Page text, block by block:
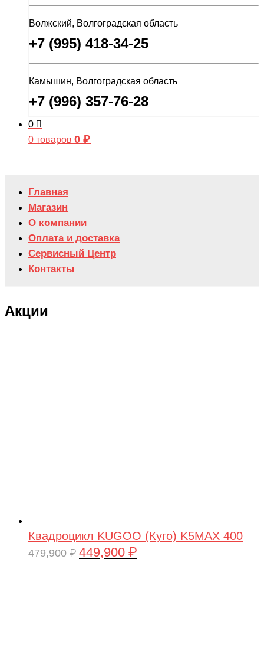
Волжский, Волгоградская область
+7 (995) 418-34-25
Камышин, Волгоградская область
+7 (996) 357-76-28
0
0 товаров 0 ₽
Главная
Магазин
О компании
Оплата и доставка
Сервисный Центр
Контакты
Акции
Квадроцикл KUGOO (Куго) K5MAX 400
479,900₽ Первоначальная
449,900 ₽